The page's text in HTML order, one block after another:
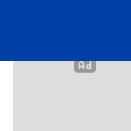
Dapur MBG